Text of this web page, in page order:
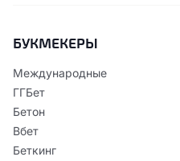
БУКМЕКЕРЫ
Международные
ГГБет
Бетон
Вбет
Беткинг